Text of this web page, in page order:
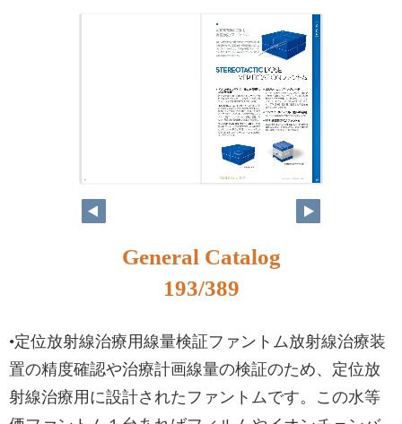
177
176
General Catalog
193/389
•定位放射線治療用線量検証ファントム放射線治療装
置の精度確認や治療計画線量の検証のため、定位放
射線治療用に設計されたファントムです。この水等